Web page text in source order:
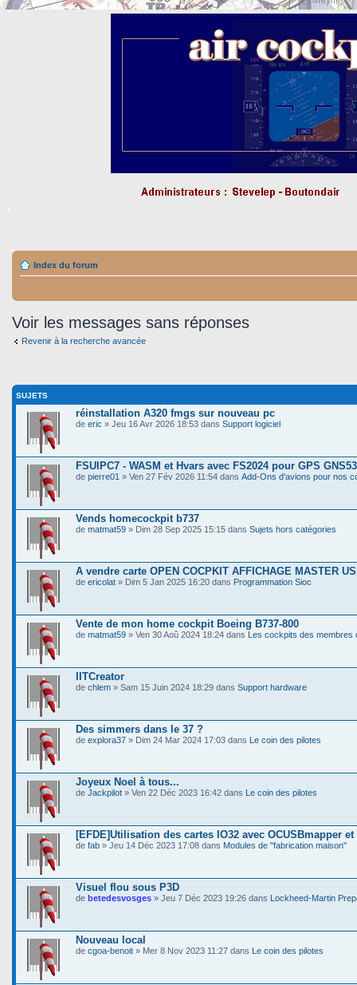
Index du forum
Voir les messages sans réponses
Revenir à la recherche avancée
SUJETS
réinstallation A320 fmgs sur nouveau pc
de eric » Jeu 16 Avr 2026 18:53 dans Support logiciel
FSUIPC7 - WASM et Hvars avec FS2024 pour GPS
de pierre01 » Ven 27 Fév 2026 11:54 dans Add-Ons d'avions pour nos
Vends homecockpit b737
de matmat59 » Dim 28 Sep 2025 15:15 dans Sujets hors catégories
A vendre carte OPEN COCPKIT AFFICHAGE MASTER
de ericolat » Dim 5 Jan 2025 16:20 dans Programmation Sioc
Vente de mon home cockpit Boeing B737-800
de matmat59 » Ven 30 Aoû 2024 18:24 dans Les cockpits des membres
IITCreator
de chlem » Sam 15 Juin 2024 18:29 dans Support hardware
Des simmers dans le 37 ?
de explora37 » Dim 24 Mar 2024 17:03 dans Le coin des pilotes
Joyeux Noel à tous...
de Jackpilot » Ven 22 Déc 2023 16:42 dans Le coin des pilotes
[EFDE]Utilisation des cartes IO32 avec OCUSBmapper et
de fab » Jeu 14 Déc 2023 17:08 dans Modules de "fabrication maison"
Visuel flou sous P3D
de betedesvosges » Jeu 7 Déc 2023 19:26 dans Lockheed-Martin
Nouveau local
de cgoa-benoit » Mer 8 Nov 2023 11:27 dans Le coin des pilotes